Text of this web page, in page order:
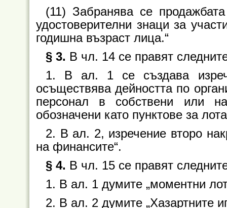
(11) Забранява се
удостоверителни знаци за
годишна възраст лица.“
§ 3. В чл. 14 се правят
1. В ал. 1 се създава
осъществява дейността по
персонал в собствени или
обозначени като пунктове за
2. В ал. 2, изречение второ
на финансите“.
§ 4. В чл. 15 се правят
1. В ал. 1 думите „моментни
2. В ал. 2 думите „Хазартните